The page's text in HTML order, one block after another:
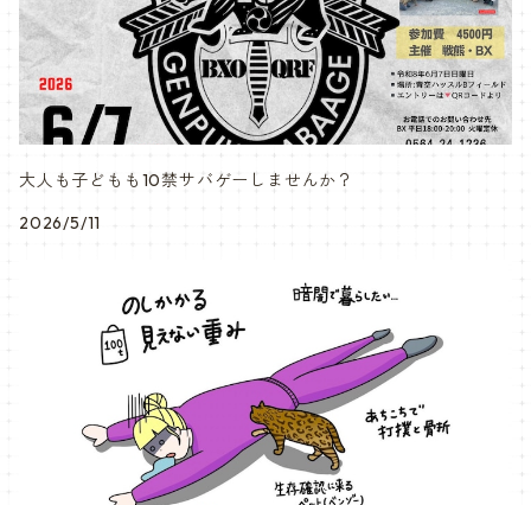
大人も子どもも10禁サバゲーしませんか？
2026/5/11